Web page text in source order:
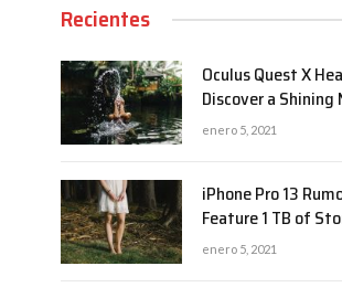
Recientes
Oculus Quest X
Discover a
enero 5, 2021
iPhone Pro 13
Feature 1 TB of
enero 5, 2021